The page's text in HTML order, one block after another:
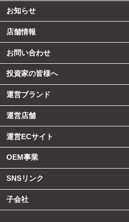
お知らせ
店舗情報
お問い合わせ
投資家の皆様へ
運営ブランド
運営店舗
運営ECサイト
OEM事業
SNSリンク
子会社